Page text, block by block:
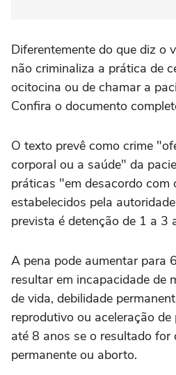
Diferentemente do que diz o
não criminaliza a prática de
ocitocina ou de chamar a
Confira o documento
O texto prevê como crime
corporal ou a saúde" da
práticas "em desacordo com
estabelecidos pela
prevista é detenção de 1 a 3
A pena pode aumentar para
resultar em incapacidade de
de vida, debilidade
reprodutivo ou aceleração
até 8 anos se o resultado for
permanente ou aborto.